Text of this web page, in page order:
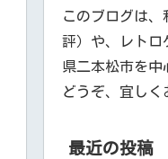
このブログは、
評）や、レトロ
県二本松市を中
どうぞ、宜しく
最近の投稿